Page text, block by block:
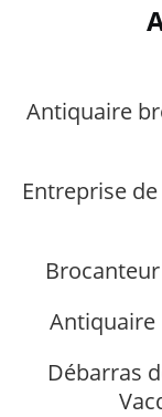
Antiquaire
Entreprise
Antiquaire
Débarras